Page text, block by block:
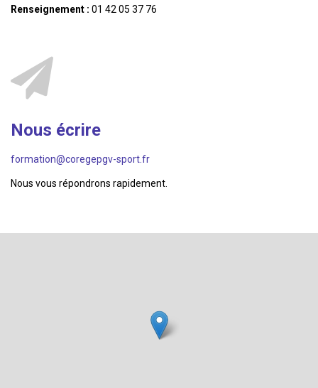
Renseignement : 01 42 05 37 76
Nous écrire
formation@coregepgv-sport.fr
Nous vous répondrons rapidement.